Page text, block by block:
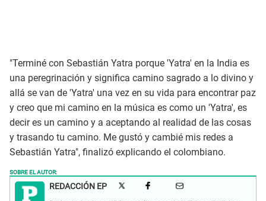
"Terminé con Sebastián Yatra porque 'Yatra' en la India es
una peregrinación y significa camino sagrado a lo divino y
allá se van de 'Yatra' una vez en su vida para encontrar paz
y creo que mi camino en la música es como un 'Yatra', es
decir es un camino y a aceptando al realidad de las cosas
y trasando tu camino. Me gustó y cambié mis redes a
Sebastián Yatra", finalizó explicando el colombiano.
SOBRE EL AUTOR:
REDACCIÓN EP